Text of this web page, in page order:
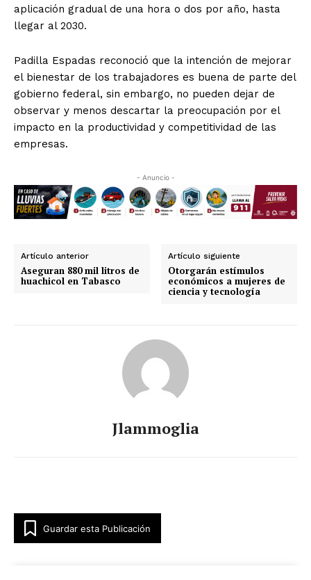
aplicación gradual de una hora o dos por año, hasta
llegar al 2030.
Padilla Espadas reconoció que la intención de mejorar
el bienestar de los trabajadores es buena de parte del
gobierno federal, sin embargo, no pueden dejar de
observar y menos descartar la preocupación por el
impacto en la productividad y competitividad de las
empresas.
- Anuncio -
Artículo anterior
Aseguran 880 mil litros de
huachicol en Tabasco
Artículo siguiente
Otorgarán estímulos
económicos a mujeres de
ciencia y tecnología
Jlammoglia
Guardar esta Publicación